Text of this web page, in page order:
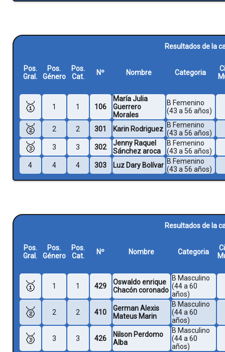
Resultados de la
Pos.
Gral.
Pos.
Género
Pos.
Cat.
Nº Nombre Categoria
🥇 1 1 106
María Julia
Guerrero
Morales
B Femenino
(43 a 56 años)
🥈 2 2 301 Karin Rodriguez B Femenino
(43 a 56 años)
🥉 3 3 302
Jenny Raquel
Sánchez aroca
B Femenino
(43 a 56 años)
4
4 4 303 Luz Dary Bolívar B Femenino
(43 a 56 años)
Resultados de la
Pos.
Gral.
Pos.
Género
Pos.
Cat.
Nº Nombre Categoria
🥇 1 1 429
Oswaldo enrique
Chacón coronado
B Masculino
(44 a 60
años)
🥈 2 2 410
German Alexis
Mateus Marin
B Masculino
(44 a 60
años)
🥉 3 3 426
Nilson Perdomo
Alba
B Masculino
(44 a 60
años)